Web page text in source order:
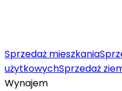
Sprzedaż mieszkania
użytkowychSprzedaż
Wynajem